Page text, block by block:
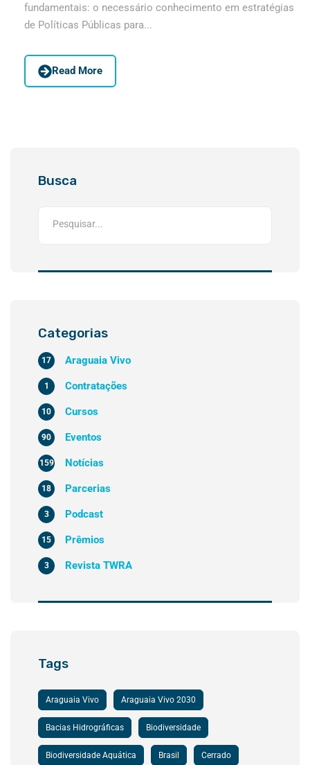
fundamentais: o necessário conhecimento em estratégias
de Políticas Públicas para...
Read More
Busca
Categorias
Araguaia Vivo
17
Contratações
1
Cursos
10
Eventos
90
Notícias
159
Parcerias
18
Podcast
3
Prêmios
15
Revista TWRA
3
Tags
Araguaia Vivo Araguaia Vivo 2030
Bacias Hidrográficas Biodiversidade
Biodiversidade Aquática Brasil Cerrado